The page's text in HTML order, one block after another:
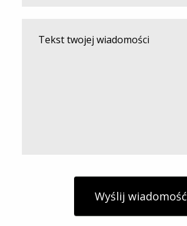
Wyślij wiadomość